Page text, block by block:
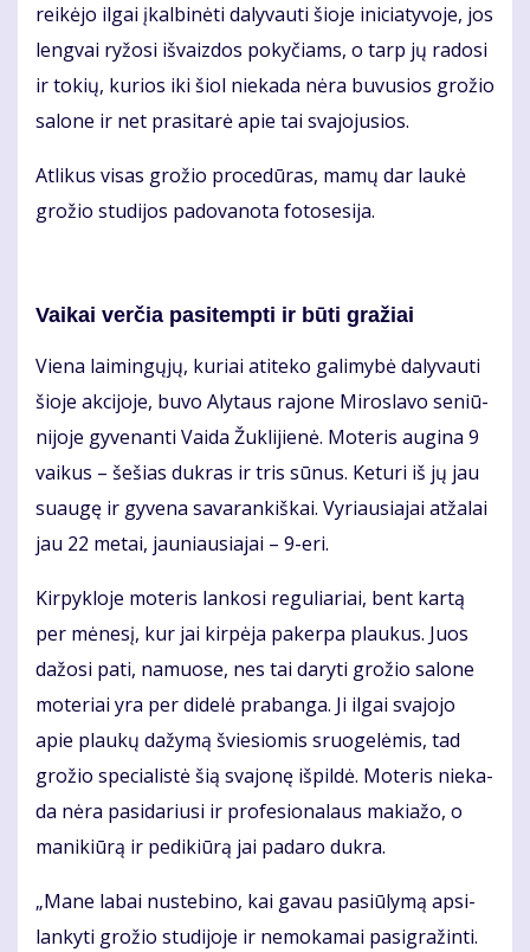
rei­kė­jo il­gai įkal­bi­nė­ti da­ly­vau­ti šio­je ini­cia­ty­vo­je, jos
leng­vai ry­žo­si iš­vaiz­dos po­ky­čiams, o tarp jų ra­do­si
ir to­kių, ku­rios iki šiol nie­ka­da nė­ra bu­vu­sios gro­žio
sa­lo­ne ir net pra­si­ta­rė apie tai sva­jo­ju­sios.
At­li­kus vi­sas gro­žio pro­ce­dū­ras, ma­mų dar lau­kė
gro­žio stu­di­jos pa­do­va­no­ta fo­to­se­si­ja.
Vai­kai ver­čia pa­si­temp­ti ir bū­ti gra­žiai
Vie­na lai­min­gų­jų, ku­riai ati­te­ko ga­li­my­bė da­ly­vau­ti
šio­je ak­ci­jo­je, bu­vo Aly­taus ra­jo­ne Mi­ros­la­vo se­niū­
ni­jo­je gy­ve­nan­ti Vai­da Žuk­li­jie­nė. Mo­te­ris au­gi­na 9
vai­kus – še­šias duk­ras ir tris sū­nus. Ke­tu­ri iš jų jau
su­au­gę ir gy­ve­na sa­va­ran­kiš­kai. Vy­riau­sia­jai at­ža­lai
jau 22 me­tai, jau­niau­sia­jai – 9-eri.
Kir­pyk­lo­je mo­te­ris lan­ko­si re­gu­lia­riai, bent kar­tą
per mė­ne­sį, kur jai kir­pė­ja pa­ker­pa plau­kus. Juos
da­žo­si pa­ti, na­muo­se, nes tai da­ry­ti gro­žio sa­lo­ne
mo­te­riai yra per di­de­lė pra­ban­ga. Ji il­gai sva­jo­jo
apie plau­kų da­žy­mą švie­sio­mis sruo­ge­lė­mis, tad
gro­žio spe­cia­lis­tė šią sva­jo­nę iš­pil­dė. Mo­te­ris nie­ka­
da nė­ra pa­si­da­riu­si ir pro­fe­sio­na­laus ma­kia­žo, o
ma­ni­kiū­rą ir pe­di­kiū­rą jai pa­da­ro duk­ra.
„Ma­ne la­bai nu­ste­bi­no, kai ga­vau pa­siū­ly­mą ap­si­
lan­ky­ti gro­žio stu­di­jo­je ir ne­mo­ka­mai pa­sig­ra­žin­ti.